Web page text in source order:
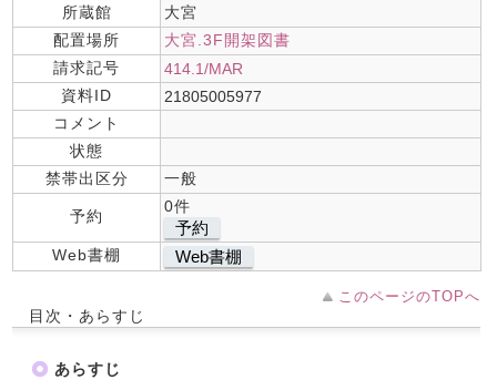
所蔵館
大宮
配置場所
大宮.3F開架図書
請求記号
414.1/MAR
資料ID
21805005977
コメント
状態
禁帯出区分
一般
予約
0件
予約
Web書棚 Web書棚
このページのTOPへ
目次・あらすじ
あらすじ